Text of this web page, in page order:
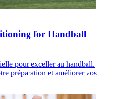
for Handball
pour exceller au handball.
préparation et améliorer vos